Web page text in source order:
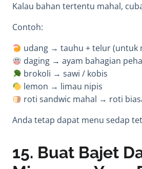
Kalau bahan tertentu mahal,
Contoh:
udang → tauhu + telur (untuk
daging → ayam bahagian
brokoli → sawi / kobis
lemon → limau nipis
roti sandwic mahal → roti
Anda tetap dapat menu sedap
15. Buat Bajet